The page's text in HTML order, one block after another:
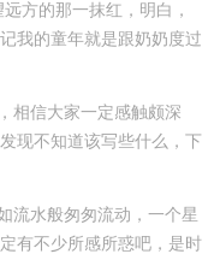
方的那一抹红，明白，
我的童年就是跟奶奶度过
房子里;犹记得那...
相信大家一定感触颇深
现不知道该写些什么，下
考，大家一起...
流水般匆匆流动，一个星
有不少所感所惑吧，是时